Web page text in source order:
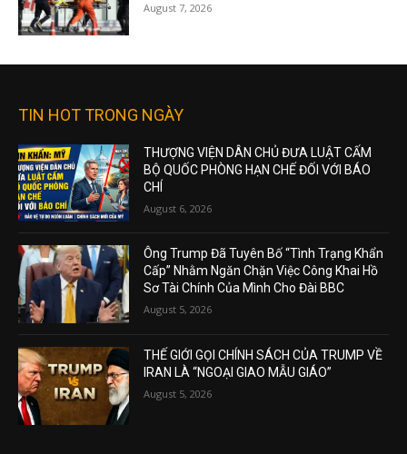
August 7, 2026
TIN HOT TRONG NGÀY
THƯỢNG VIỆN DÂN CHỦ ĐƯA LUẬT CẤM
BỘ QUỐC PHÒNG HẠN CHẾ ĐỐI VỚI BÁO
CHÍ
August 6, 2026
Ông Trump Đã Tuyên Bố “Tình Trạng Khẩn
Cấp” Nhằm Ngăn Chặn Việc Công Khai Hồ
Sơ Tài Chính Của Mình Cho Đài BBC
August 5, 2026
THẾ GIỚI GỌI CHÍNH SÁCH CỦA TRUMP VỀ
IRAN LÀ “NGOẠI GIAO MẪU GIÁO”
August 5, 2026